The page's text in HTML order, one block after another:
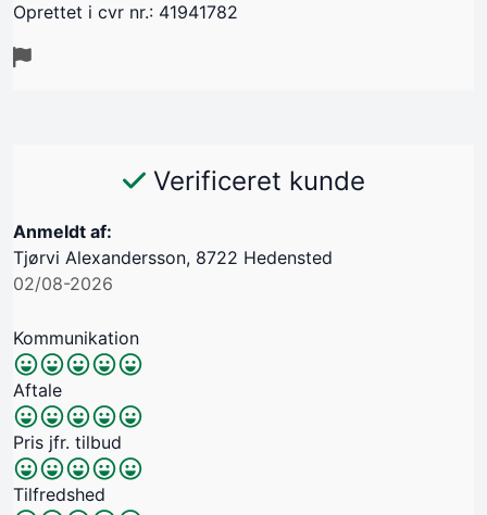
Oprettet i cvr nr.: 41941782
Verificeret kunde
Anmeldt af:
Tjørvi Alexandersson, 8722 Hedensted
02/08-2026
Kommunikation
Aftale
Pris jfr. tilbud
Tilfredshed